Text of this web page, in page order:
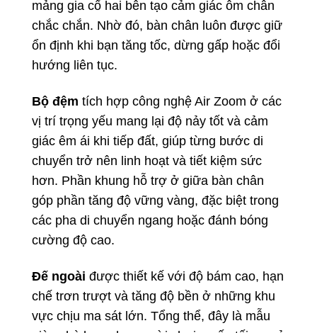
mảng gia cố hai bên tạo cảm giác ôm chân
chắc chắn. Nhờ đó, bàn chân luôn được giữ
ổn định khi bạn tăng tốc, dừng gấp hoặc đổi
hướng liên tục.
Bộ đệm tích hợp công nghệ Air Zoom ở các
vị trí trọng yếu mang lại độ nảy tốt và cảm
giác êm ái khi tiếp đất, giúp từng bước di
chuyển trở nên linh hoạt và tiết kiệm sức
hơn. Phần khung hỗ trợ ở giữa bàn chân
góp phần tăng độ vững vàng, đặc biệt trong
các pha di chuyển ngang hoặc đánh bóng
cường độ cao.
Đế ngoài được thiết kế với độ bám cao, hạn
chế trơn trượt và tăng độ bền ở những khu
vực chịu ma sát lớn. Tổng thể, đây là mẫu